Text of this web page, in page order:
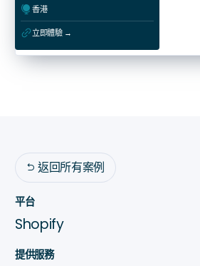
ﱰ香港
ﳀ立即體驗 →
 返回所有案例
平台
Shopify
提供服務